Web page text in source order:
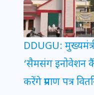
DDUGU:
‘सैमसंग इनोवेशन
करेंगे प्रमाण पत्र